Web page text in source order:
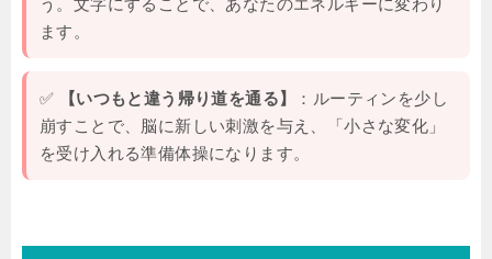
う。文字にすることで、あなたのエネルギーに変わり
ます。
✅ 【いつもと違う帰り道を通る】
：ルーティンを少し
崩すことで、脳に新しい刺激を与え、「小さな変化」
を受け入れる準備体操になります。